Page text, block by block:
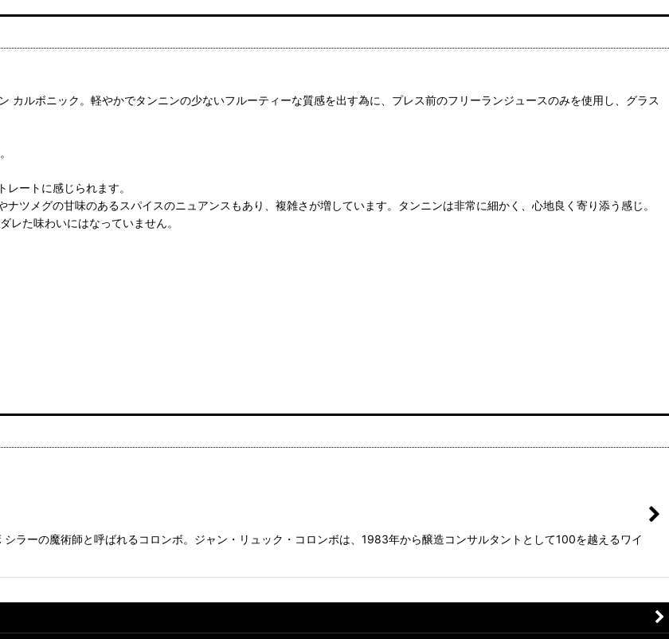
ルボニック。軽やかでタンニンの少ないフルーティーな質感を出す為に、プレス前のフリーランジュースのみを使用し、グラス
ートに感じられます。
ツメグの甘味のあるスパイスのニュアンスもあり、複雑さが増しています。タンニンは非常に細かく、心地良く寄り添う感じ。
た味わいにはなっていません。
ラーの魔術師と呼ばれるコロンボ。ジャン・リュック・コロンボは、1983年から醸造コンサルタントとして100を越えるワイ